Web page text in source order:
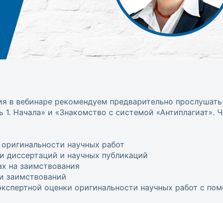
в вебинаре рекомендуем предварительно
Начала» и «Знакомство с системой «Антиплагиат».
научных работ
диссертаций и научных публикаций
на заимствования
заимствований
оценки оригинальности научных работ с